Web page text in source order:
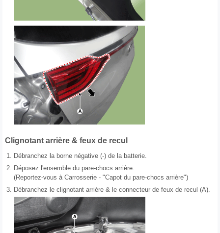
Clignotant arrière & feux de recul
1. Débranchez la borne négative (-) de la batterie.
2. Déposez l'ensemble du pare-chocs arrière.
(Reportez-vous à Carrosserie - "Capot du pare-chocs arrière")
3. Débranchez le clignotant arrière & le connecteur de feux de recul (A).